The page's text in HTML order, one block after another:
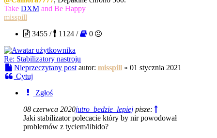
Take DXM and Be Happy
misspill
3455 /
1124 / 0
Re: Stabilizatory nastroju
Nieprzeczytany post autor: misspill» 01 stycznia 2021
Cytuj
Zgłoś
08 czerwca 2020jutro_bedzie_lepiej pisze:
Jaki stabilizator polecacie który by nir powodował
problemów z tyciem/libido?